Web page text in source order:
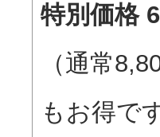
特別価格
（通常
もお得で